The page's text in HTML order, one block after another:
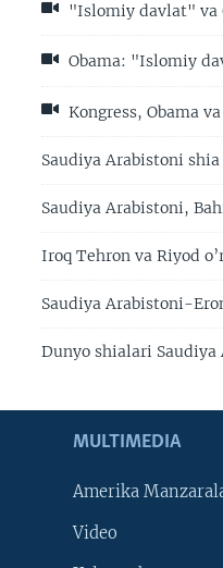
"Islomiy davlat" va
Obama: "Islomiy
Kongress, Obama
Saudiya Arabistoni
Saudiya Arabistoni,
Iroq Tehron va Riyod
Saudiya Arabistoni-
Dunyo shialari
MULTIMEDIA
Amerika
Video